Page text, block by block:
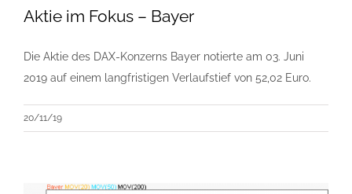
Aktie im Fokus – Bayer
Die Aktie des DAX-Konzerns Bayer notierte am 03. Juni
2019 auf einem langfristigen Verlaufstief von 52,02 Euro.
20/11/19